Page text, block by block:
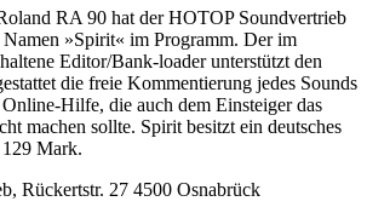
RA 90 hat der HOTOP Soundvertrieb
»Spirit« im Programm. Der im
Editor/Bank-loader unterstützt den
die freie Kommentierung jedes Sounds
Hilfe, die auch dem Einsteiger das
machen sollte. Spirit besitzt ein deutsches
Mark.
Rückertstr. 27 4500 Osnabrück